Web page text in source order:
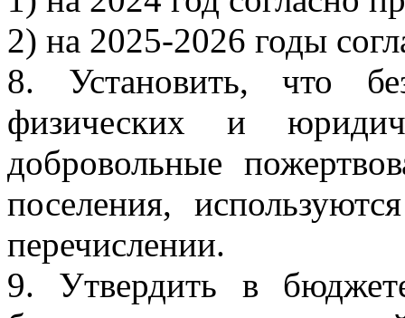
2) на 2025-2026 годы
8. Установить, что
физических и
добровольные
поселения,
перечислении.
9. Утвердить в